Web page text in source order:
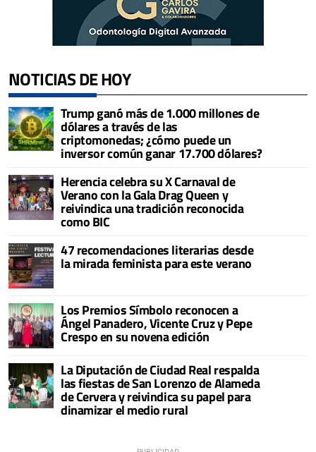
NOTICIAS DE HOY
Trump ganó más de 1.000 millones de
dólares a través de las
criptomonedas; ¿cómo puede un
inversor común ganar 17.700 dólares?
Herencia celebra su X Carnaval de
Verano con la Gala Drag Queen y
reivindica una tradición reconocida
como BIC
47 recomendaciones literarias desde
la mirada feminista para este verano
Los Premios Símbolo reconocen a
Ángel Panadero, Vicente Cruz y Pepe
Crespo en su novena edición
La Diputación de Ciudad Real respalda
las fiestas de San Lorenzo de Alameda
de Cervera y reivindica su papel para
dinamizar el medio rural